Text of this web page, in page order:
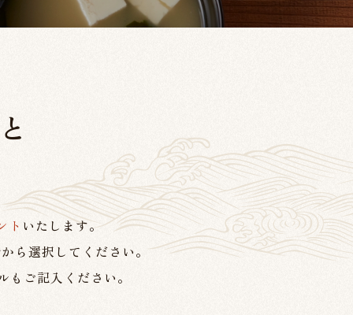
ト いたします。
ら選択してください。
ご記入ください。